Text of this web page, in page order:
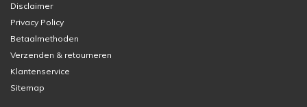
Disclaimer
Privacy Policy
Betaalmethoden
Verzenden & retourneren
Klantenservice
Sitemap